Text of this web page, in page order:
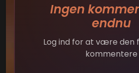
Ingen
endnu
Log ind for at være den
kommentere